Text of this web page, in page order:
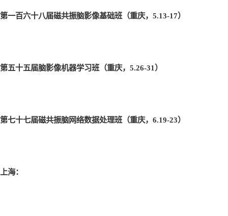
第一百六十八届磁共振脑影像基础班（重庆，5.13-17）
第五十五届脑影像机器学习班（重庆，5.26-31 ）
第七十七届磁共振脑网络数据处理班（重庆，6.19-23）
上海：